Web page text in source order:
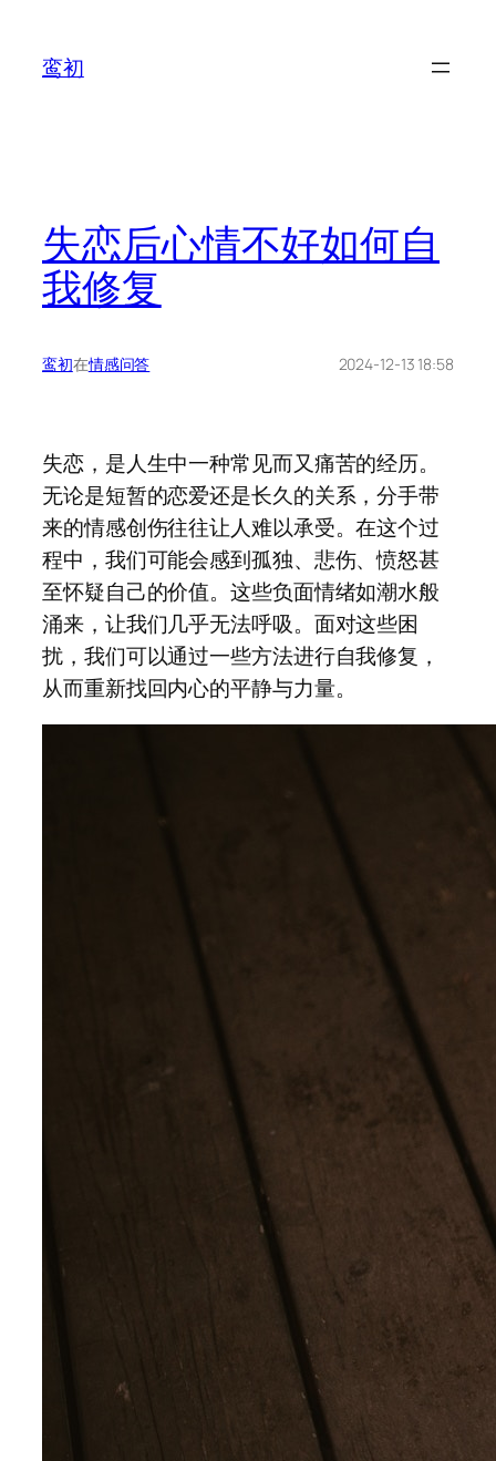
鸾初
失恋后心情不好如何自
我修复
鸾初在情感问答 2024-12-13 18:58
失恋，是人生中一种常见而又痛苦的经历。
无论是短暂的恋爱还是长久的关系，分手带
来的情感创伤往往让人难以承受。在这个过
程中，我们可能会感到孤独、悲伤、愤怒甚
至怀疑自己的价值。这些负面情绪如潮水般
涌来，让我们几乎无法呼吸。面对这些困
扰，我们可以通过一些方法进行自我修复，
从而重新找回内心的平静与力量。